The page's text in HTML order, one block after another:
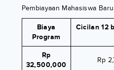
Pembiayaan Mahasiswa Baru
Biaya
Program
Cicilan 12
Rp
32,500,000
Rp